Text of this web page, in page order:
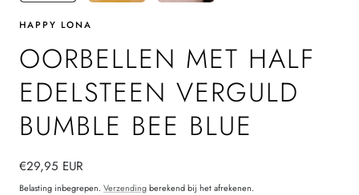
HAPPY LONA
OORBELLEN MET HALF
EDELSTEEN VERGULD
BUMBLE BEE BLUE
Normale
prijs
€29,95 EUR
Belasting inbegrepen. Verzendingberekend bij het afrekenen.